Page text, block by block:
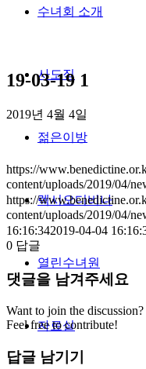
수녀회 소개
사도직
젊은이방
렉시오디비나
열린수녀원
자료실
19-03-19 1
2019년 4월 4일
https://
content/uploads/2019/04/
https://
content/uploads/2019/04/
16:16:342019-04-04
0 답글
댓글을 남겨주세요
Want to join the discussion?
Feel free to contribute!
답글 남기기